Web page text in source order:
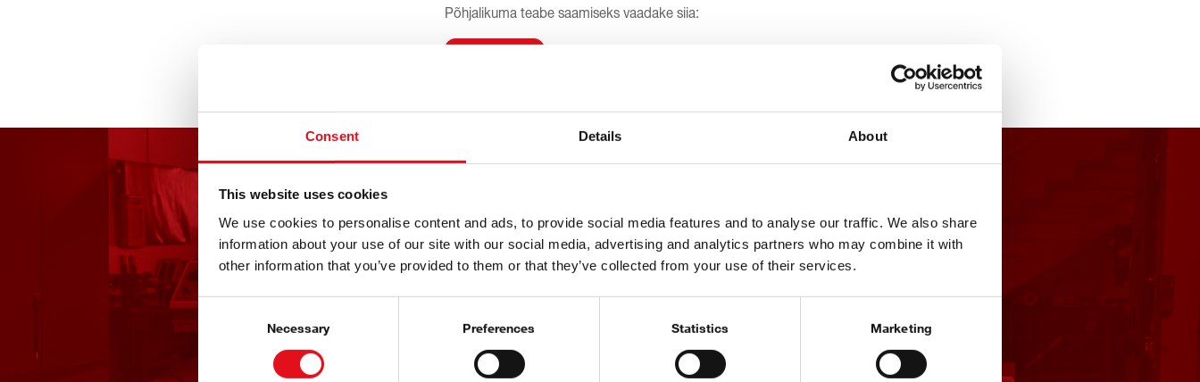
Consent Details About
This website uses cookies
We use cookies to personalise content and ads, to provide social media features and to analyse our traffic. We also share
information about your use of our site with our social media, advertising and analytics partners who may combine it with
other information that you’ve provided to them or that they’ve collected from your use of their services.
Consent
Necessary Preferences Statistics Marketing
Põhjalikuma teabe saamiseks vaadake siia:
Telli febi uudiskiri